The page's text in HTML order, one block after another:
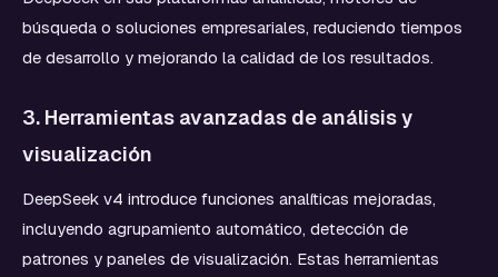
búsqueda o soluciones empresariales, reduciendo tiempos
de desarrollo y mejorando la calidad de los resultados.
3. Herramientas avanzadas de análisis y
visualización
DeepSeek v4 introduce funciones analíticas mejoradas,
incluyendo agrupamiento automático, detección de
patrones y paneles de visualización. Estas herramientas